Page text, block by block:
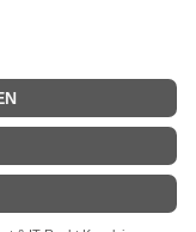
L
vorbehalten. |
2000|